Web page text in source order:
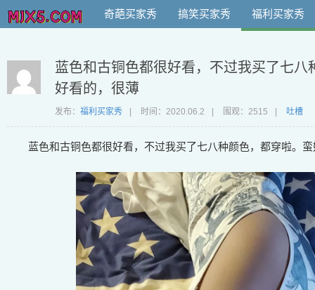
奇葩买家秀 搞笑买家秀 福利买家秀
蓝色和古铜色都很好看，不过我买了七八
好看的，很薄
发布： 福利买家秀 时间： 2020.06.2 围观：2515 吐槽
蓝色和古铜色都很好看，不过我买了七八种颜色，都穿啦。